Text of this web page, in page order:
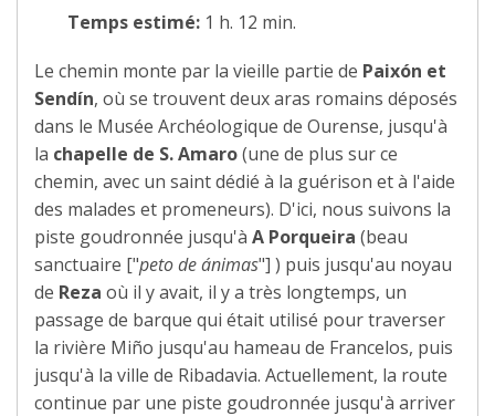
Temps estimé: 1 h. 12 min.
Le chemin monte par la vieille partie de Paixón et
Sendín, où se trouvent deux aras romains déposés
dans le Musée Archéologique de Ourense, jusqu'à
la chapelle de S. Amaro(une de plus sur ce
chemin, avec un saint dédié à la guérison et à l'aide
des malades et promeneurs). D'ici, nous suivons la
piste goudronnée jusqu'à A Porqueira (beau
sanctuaire ["peto de ánimas"] ) puis jusqu'au noyau
de Reza où il y avait, il y a très longtemps, un
passage de barque qui était utilisé pour traverser
la rivière Miño jusqu'au hameau de Francelos, puis
jusqu'à la ville de Ribadavia. Actuellement, la route
continue par une piste goudronnée jusqu'à arriver